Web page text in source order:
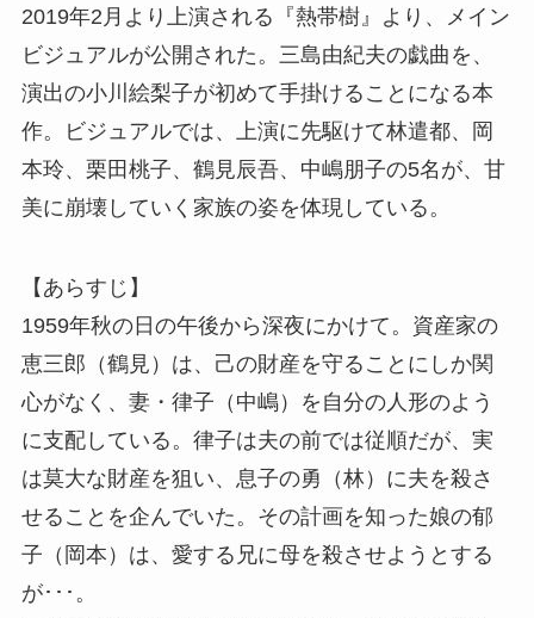
2019年2月より上演される『熱帯樹』より、メイン
ビジュアルが公開された。三島由紀夫の戯曲を、
演出の小川絵梨子が初めて手掛けることになる本
作。ビジュアルでは、上演に先駆けて林遣都、岡
本玲、栗田桃子、鶴見辰吾、中嶋朋子の5名が、甘
美に崩壊していく家族の姿を体現している。
【あらすじ】
1959年秋の日の午後から深夜にかけて。資産家の
恵三郎（鶴見）は、己の財産を守ることにしか関
心がなく、妻・律子（中嶋）を自分の人形のよう
に支配している。律子は夫の前では従順だが、実
は莫大な財産を狙い、息子の勇（林）に夫を殺さ
せることを企んでいた。その計画を知った娘の郁
子（岡本）は、愛する兄に母を殺させようとする
が･･･。